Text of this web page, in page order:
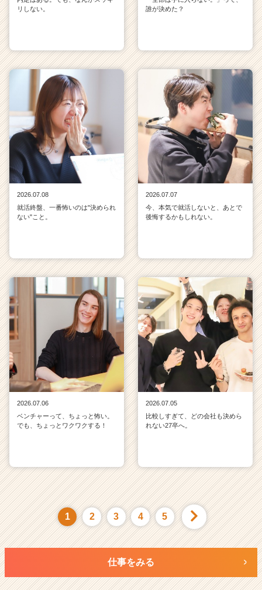
リしない。
誰が決めた？
2026.07.08
就活終盤、一番怖いのは"決められ
ない"こと。
2026.07.07
今、本気で就活しないと、あとで
後悔するかもしれない。
2026.07.06
ベンチャーって、ちょっと怖い。
でも、ちょっとワクワクする！
2026.07.05
比較しすぎて、どの会社も決めら
れない27卒へ。
1 2 3 4 5
仕事をみる